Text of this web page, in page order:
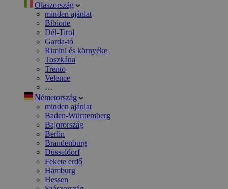
Olaszország
minden ajánlat
Bibione
Dél-Tirol
Garda-tó
Rimini és környéke
Toszkána
Trento
Velence
…
Németország
minden ajánlat
Baden-Württemberg
Bajorország
Berlin
Brandenburg
Düsseldorf
Fekete erdő
Hamburg
Hessen